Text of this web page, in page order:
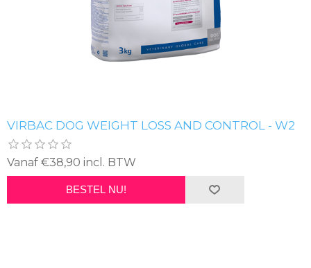
VIRBAC DOG WEIGHT LOSS AND CONTROL - W2
Vanaf €38,90 incl. BTW
BESTEL NU!